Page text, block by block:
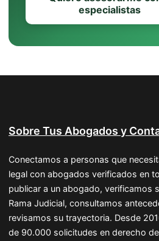
especialistas
Sobre Tus Abogados y
Conectamos a personas que
legal con abogados verificados en
publicar a un abogado, verificamos
Rama Judicial, consultamos
revisamos su trayectoria. Desde
de 90.000 solicitudes en derecho